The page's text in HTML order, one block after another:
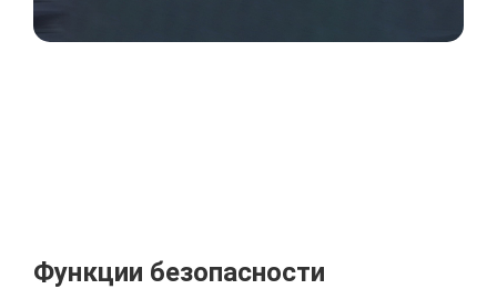
Функции безопасности